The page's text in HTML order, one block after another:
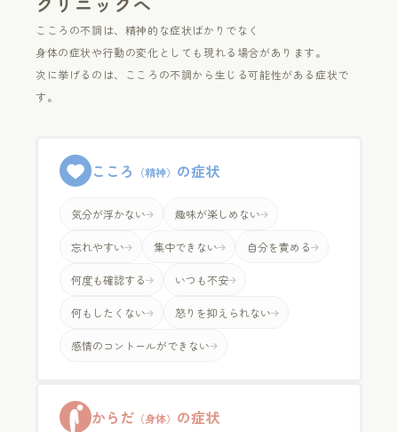
こころの不調は、精神的な症状ばかりでなく
身体の症状や行動の変化としても現れる場合があります。
次に挙げるのは、こころの不調から生じる可能性がある症状で
す。
こころ （精神） の症状
気分が浮かない 趣味が楽しめない
忘れやすい 集中できない 自分を責める
何度も確認する いつも不安
何もしたくない 怒りを抑えられない
感情のコントールができない
からだ （身体） の症状